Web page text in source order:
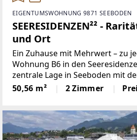
EIGENTUMSWOHNUNG 9871 SEEBODEN
SEERESIDENZEN²² -
und Ort
Ein Zuhause mit Mehrwert – zu
Wohnung B6 in den
zentrale Lage in Seeboden mit
Nähe zum Millstätter See. Hier
Wohnumfeld, das nicht nur in
50,56 m² 2 Zimmer